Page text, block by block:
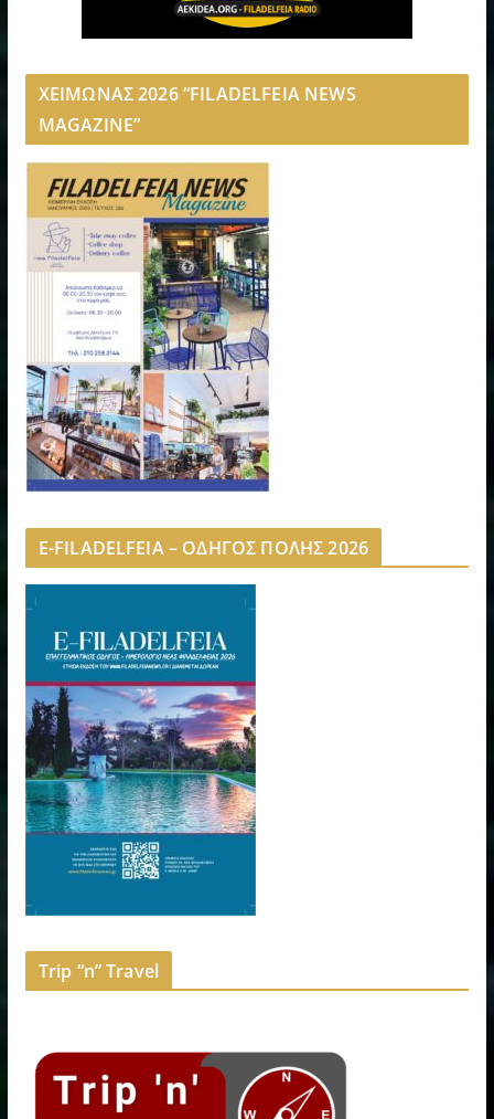
ΧΕΙΜΩΝΑΣ 2026 “FILADELFEIA NEWS
MAGAZINE”
E-FILADELFEIA – ΟΔΗΓΟΣ ΠΟΛΗΣ 2026
Trip “n” Travel